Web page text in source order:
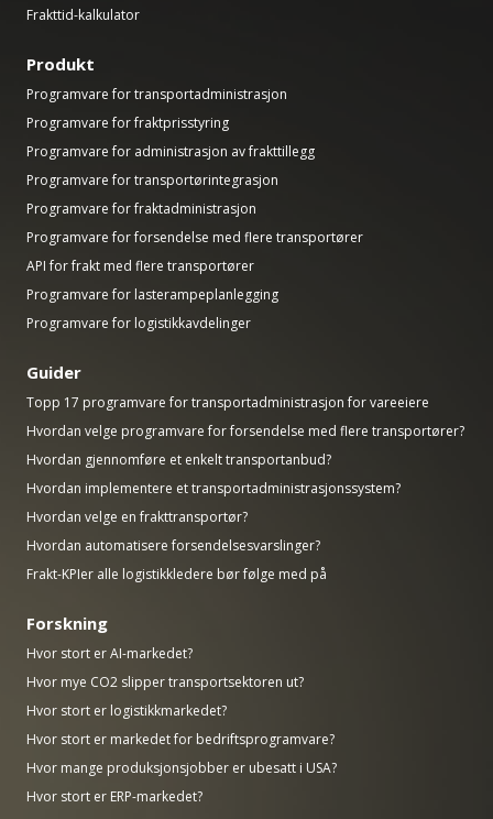
Frakttid-kalkulator
Produkt
Programvare for transportadministrasjon
Programvare for fraktprisstyring
Programvare for administrasjon av frakttillegg
Programvare for transportørintegrasjon
Programvare for fraktadministrasjon
Programvare for forsendelse med flere transportører
API for frakt med flere transportører
Programvare for lasterampeplanlegging
Programvare for logistikkavdelinger
Guider
Topp 17 programvare for transportadministrasjon for vareeiere
Hvordan velge programvare for forsendelse med flere transportører?
Hvordan gjennomføre et enkelt transportanbud?
Hvordan implementere et transportadministrasjonssystem?
Hvordan velge en frakttransportør?
Hvordan automatisere forsendelsesvarslinger?
Frakt-KPIer alle logistikkledere bør følge med på
Forskning
Hvor stort er AI-markedet?
Hvor mye CO2 slipper transportsektoren ut?
Hvor stort er logistikkmarkedet?
Hvor stort er markedet for bedriftsprogramvare?
Hvor mange produksjonsjobber er ubesatt i USA?
Hvor stort er ERP-markedet?